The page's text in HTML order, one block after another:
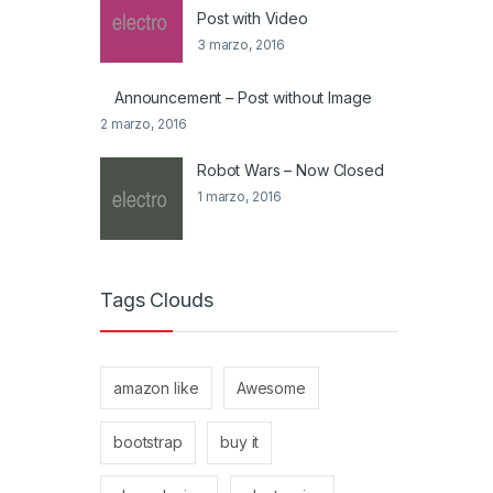
Post with Video
3 marzo, 2016
Announcement – Post without Image
2 marzo, 2016
Robot Wars – Now Closed
1 marzo, 2016
Tags Clouds
amazon like Awesome
bootstrap buy it